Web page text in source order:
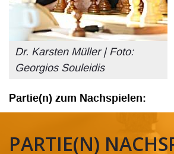
Dr. Karsten Müller | Foto:
Georgios Souleidis
Partie(n) zum Nachspielen:
PARTIE(N)